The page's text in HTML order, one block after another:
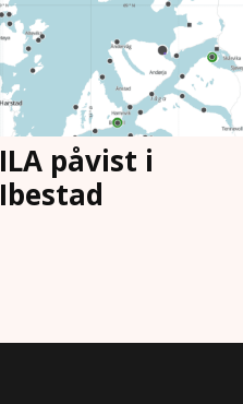
ILA påvist i
Ibestad